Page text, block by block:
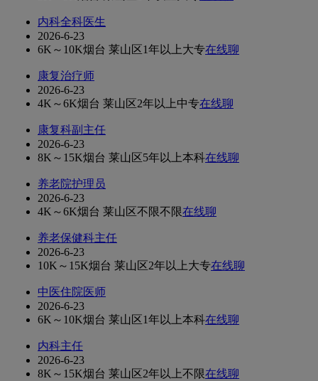
内科全科医生
2026-6-23
6K～10K烟台 莱山区1年以上大专在线聊
康复治疗师
2026-6-23
4K～6K烟台 莱山区2年以上中专在线聊
康复科副主任
2026-6-23
8K～15K烟台 莱山区5年以上本科在线聊
养老院护理员
2026-6-23
4K～6K烟台 莱山区不限不限在线聊
养老保健科主任
2026-6-23
10K～15K烟台 莱山区2年以上大专在线聊
中医住院医师
2026-6-23
6K～10K烟台 莱山区1年以上本科在线聊
内科主任
2026-6-23
8K～15K烟台 莱山区2年以上不限在线聊